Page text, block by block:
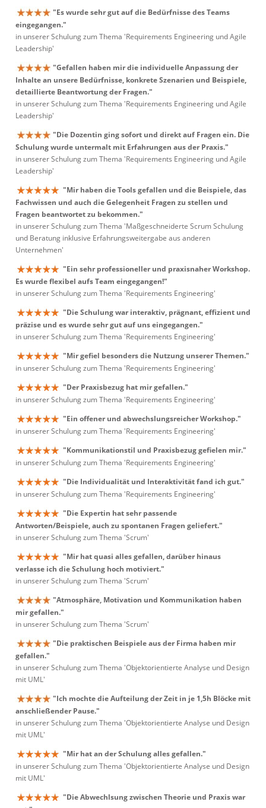
"Es wurde sehr gut auf die Bedürfnisse des Teams
eingegangen."
in unserer Schulung zum Thema 'Requirements Engineering und Agile
Leadership'
"Gefallen haben mir die individuelle Anpassung der
Inhalte an unsere Bedürfnisse, konkrete Szenarien und Beispiele,
detaillierte Beantwortung der Fragen."
in unserer Schulung zum Thema 'Requirements Engineering und Agile
Leadership'
"Die Dozentin ging sofort und direkt auf Fragen ein. Die
Schulung wurde untermalt mit Erfahrungen aus der Praxis."
in unserer Schulung zum Thema 'Requirements Engineering und Agile
Leadership'
"Mir haben die Tools gefallen und die Beispiele, das
Fachwissen und auch die Gelegenheit Fragen zu stellen und
Fragen beantwortet zu bekommen."
in unserer Schulung zum Thema 'Maßgeschneiderte Scrum Schulung
und Beratung inklusive Erfahrungsweitergabe aus anderen
Unternehmen'
"Ein sehr professioneller und praxisnaher Workshop.
Es wurde flexibel aufs Team eingegangen!"
in unserer Schulung zum Thema 'Requirements Engineering'
"Die Schulung war interaktiv, prägnant, effizient und
präzise und es wurde sehr gut auf uns eingegangen."
in unserer Schulung zum Thema 'Requirements Engineering'
"Mir gefiel besonders die Nutzung unserer Themen."
in unserer Schulung zum Thema 'Requirements Engineering'
"Der Praxisbezug hat mir gefallen."
in unserer Schulung zum Thema 'Requirements Engineering'
"Ein offener und abwechslungsreicher Workshop."
in unserer Schulung zum Thema 'Requirements Engineering'
"Kommunikationstil und Praxisbezug gefielen mir."
in unserer Schulung zum Thema 'Requirements Engineering'
"Die Individualität und Interaktivität fand ich gut."
in unserer Schulung zum Thema 'Requirements Engineering'
"Die Expertin hat sehr passende
Antworten/Beispiele, auch zu spontanen Fragen geliefert."
in unserer Schulung zum Thema 'Scrum'
"Mir hat quasi alles gefallen, darüber hinaus
verlasse ich die Schulung hoch motiviert."
in unserer Schulung zum Thema 'Scrum'
"Atmosphäre, Motivation und Kommunikation haben
mir gefallen."
in unserer Schulung zum Thema 'Scrum'
"Die praktischen Beispiele aus der Firma haben mir
gefallen."
in unserer Schulung zum Thema 'Objektorientierte Analyse und Design
mit UML'
"Ich mochte die Aufteilung der Zeit in je 1,5h Blöcke mit
anschließender Pause."
in unserer Schulung zum Thema 'Objektorientierte Analyse und Design
mit UML'
"Mir hat an der Schulung alles gefallen."
in unserer Schulung zum Thema 'Objektorientierte Analyse und Design
mit UML'
"Die Abwechlsung zwischen Theorie und Praxis war